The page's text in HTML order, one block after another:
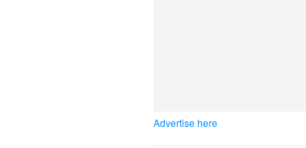
Advertise here